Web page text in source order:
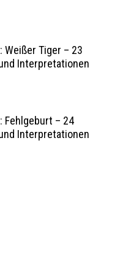
Weißer Tiger – 23
Interpretationen
Fehlgeburt – 24
Interpretationen